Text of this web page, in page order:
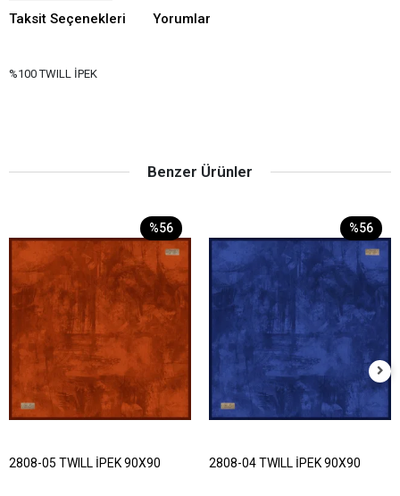
Taksit Seçenekleri Yorumlar
%100 TWILL İPEK
Benzer Ürünler
%56
2808-05 TWILL İPEK 90X90
%56
2808-04 TWILL İPEK 90X90